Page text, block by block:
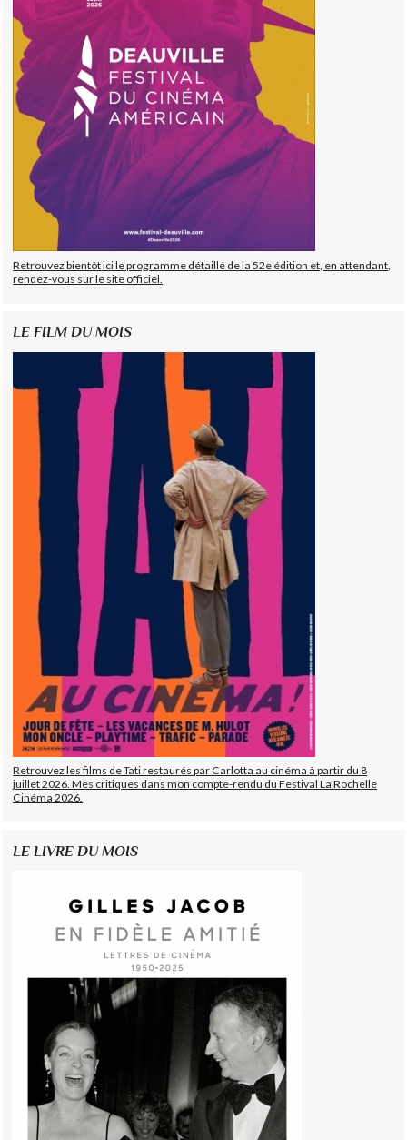
Retrouvez bientôt ici le programme détaillé de la 52e édition et, en attendant,
rendez-vous sur le site officiel.
LE FILM DU MOIS
Retrouvez les films de Tati restaurés par Carlotta au cinéma à partir du 8
juillet 2026. Mes critiques dans mon compte-rendu du Festival La Rochelle
Cinéma 2026.
LE LIVRE DU MOIS